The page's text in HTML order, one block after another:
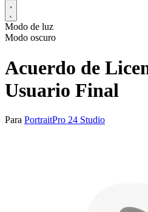
Modo de luz
Modo oscuro
Acuerdo de
Usuario Final
Para PortraitPro 24 Studio